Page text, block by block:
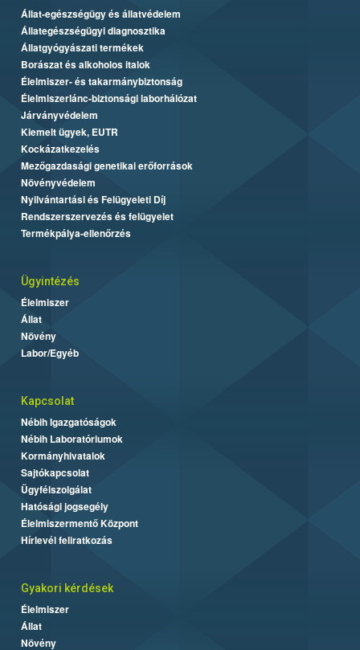
Állat-egészségügy és állatvédelem
Állategészségügyi diagnosztika
Állatgyógyászati termékek
Borászat és alkoholos italok
Élelmiszer- és takarmánybiztonság
Élelmiszerlánc-biztonsági laborhálózat
Járványvédelem
Kiemelt ügyek, EUTR
Kockázatkezelés
Mezőgazdasági genetikai erőforrások
Növényvédelem
Nyilvántartási és Felügyeleti Díj
Rendszerszervezés és felügyelet
Termékpálya-ellenőrzés
Ügyintézés
Élelmiszer
Állat
Növény
Labor/Egyéb
Kapcsolat
Nébih Igazgatóságok
Nébih Laboratóriumok
Kormányhivatalok
Sajtókapcsolat
Ügyfélszolgálat
Hatósági jogsegély
Élelmiszermentő Központ
Hírlevél feliratkozás
Gyakori kérdések
Élelmiszer
Állat
Növény